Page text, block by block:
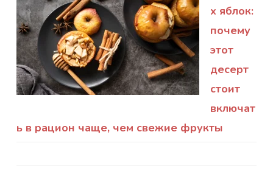
х яблок:
почему
этот
десерт
стоит
включат
ь в рацион чаще, чем свежие фрукты